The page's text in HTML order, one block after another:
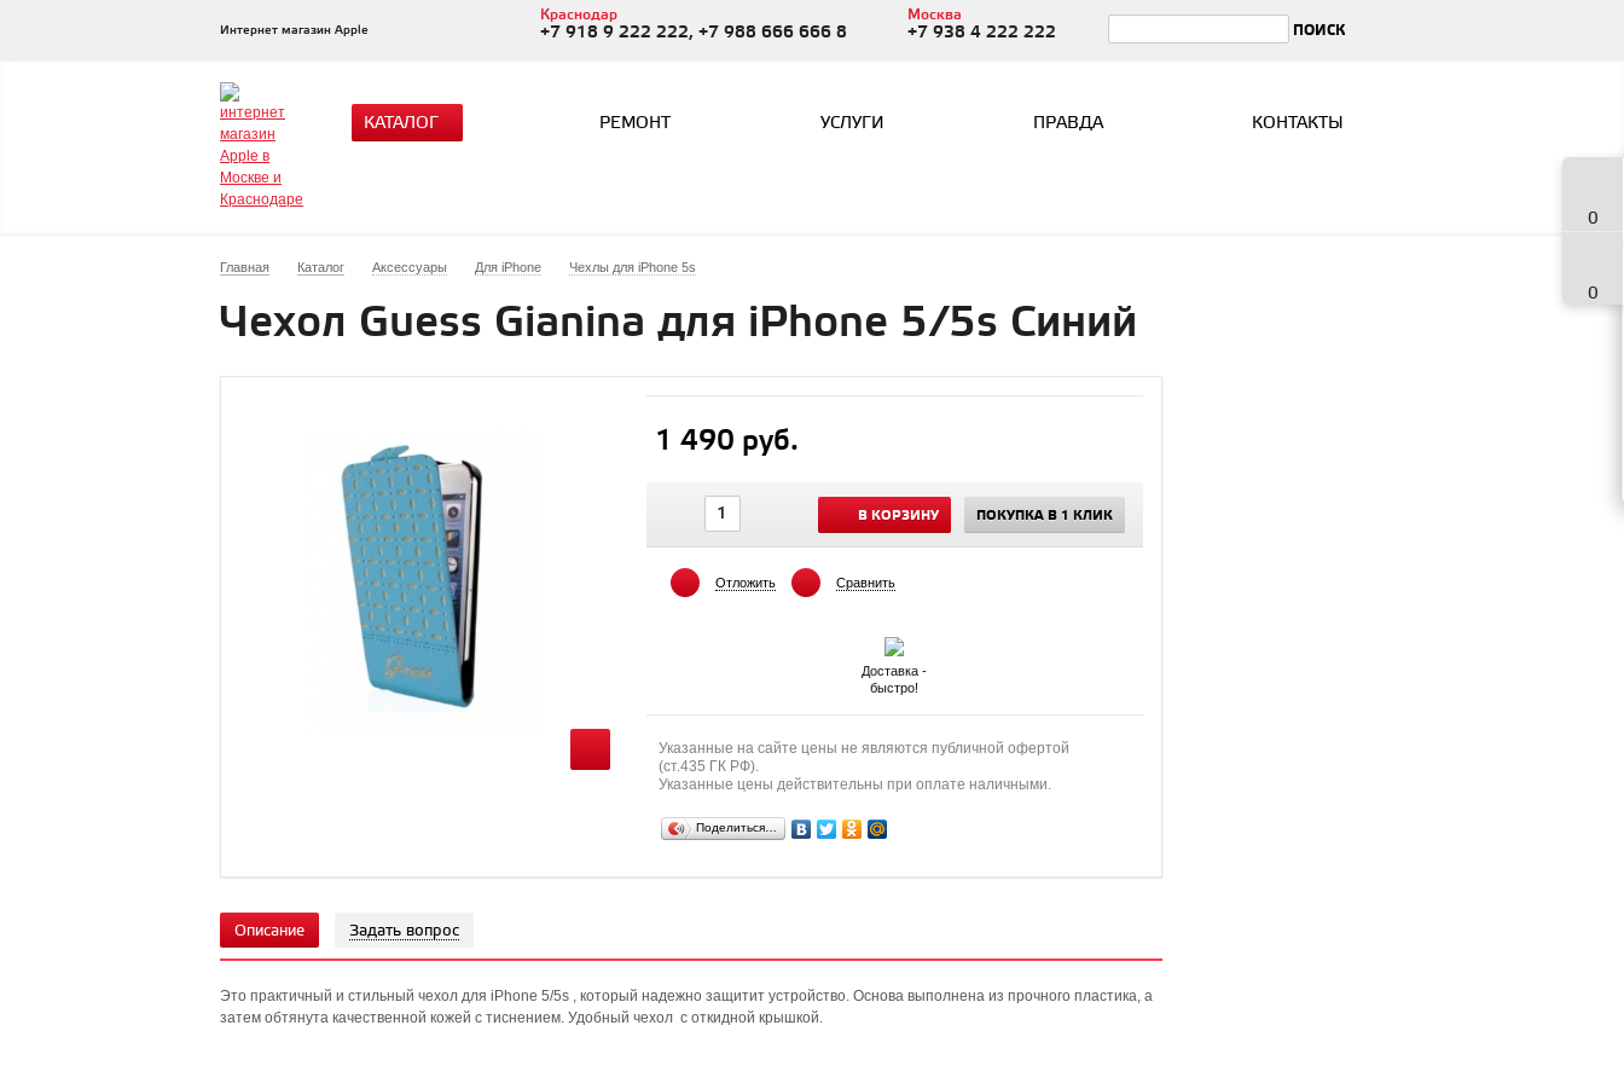
Интернет магазин Apple
Краснодар
+7 918 9 222 222, +7 988 666 666 8
Москва
+7 938 4 222 222
КАТАЛОГ РЕМОНТ УСЛУГИ ПРАВДА КОНТАКТЫ
0
0
Главная Каталог Аксессуары Для iPhone Чехлы для iPhone 5s
Чехол Guess Gianina для iPhone 5/5s Синий
1 490 руб.
В КОРЗИНУ ПОКУПКА В 1 КЛИК
Отложить Сравнить
Доставка -
быстро!
Указанные на сайте цены не являются публичной офертой
(ст.435 ГК РФ).
Указанные цены действительны при оплате наличными.
Поделиться…
Описание Задать вопрос
Это практичный и стильный чехол для iPhone 5/5s , который надежно защитит устройство. Основа выполнена из прочного пластика, а
затем обтянута качественной кожей с тиснением. Удобный чехол с откидной крышкой.